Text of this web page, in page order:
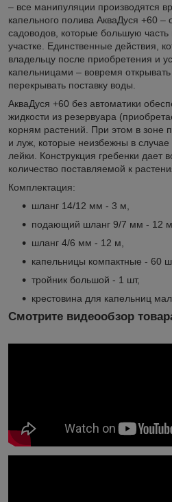
– все манипуляции производятся
капельного полива АкваДуся +60
садоводов, которые большую
участке. Единственные действия,
владельцу после приобретения и
капельницами – вовремя
перекрывать поставку воды.
АкваДуся +60 без автоматики
жидкости из резервуара
корням растений. При этом в зоне
и луж, которые неизбежны в
лейки. Конструкция гребенки дает
количество поставляемой к
Комплектация:
шланг 14/12 мм - 3 м,
подающий шланг 9/7 мм - 12 м,
шланг 4/6 мм - 12 м,
капельницы компактные - 60
тройник большой - 1 шт,
крестовина для капельниц
Смотрите видеообзор